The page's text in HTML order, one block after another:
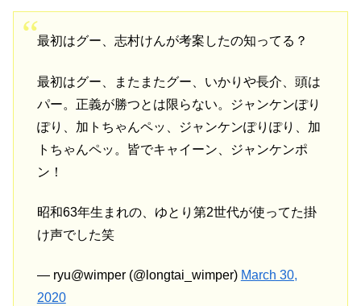
最初はグー、志村けんが考案したの知ってる？
最初はグー、またまたグー、いかりや長介、頭は
パー。正義が勝つとは限らない。ジャンケンぽり
ぽり、加トちゃんペッ、ジャンケンぽりぽり、加
トちゃんペッ。皆でキャイーン、ジャンケンポ
ン！
昭和63年生まれの、ゆとり第2世代が使ってた掛
け声でした笑
— ryu@wimper (@longtai_wimper) March 30,
2020